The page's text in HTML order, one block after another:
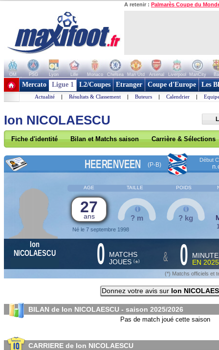
A retenir : Palmarès Coupe du
OM PSG Lyon Lille Monaco Chelsea Man Utd Arsenal Liverpool ManCity
+ de clubs
Mercato Ligue 1 L2/Coupes Etranger Coupe d'Europe Les
Actualité | Résultats & Classement | Buteurs | Calendrier |
Ion NICOLAESCU
Fiche d'identité Bilan et Matchs saison Carrière & Sélections
HEERENVEEN (P-B)
Début
AGE TAILLE POIDS
27
ans
Né le 7 septembre 1998
? m ? kg
Ion
NICOLAESCU
0 MATCHS
JOUES (*) & 0
EN
(*) Matchs officiels et
Donnez votre avis sur Ion
BILAN de Ion NICOLAESCU - saison 2025/2026
Pas de match joué cette saison
CARRIERE de Ion NICOLAESCU